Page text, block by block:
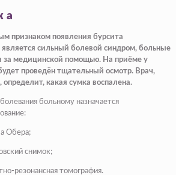
признаком появления бурсита
является сильный болевой синдром, больные
медицинской помощью. На приёме у
проведён тщательный осмотр. Врач,
какая сумка воспалена.
больному назначается
Обера;
снимок;
резонансная томография.